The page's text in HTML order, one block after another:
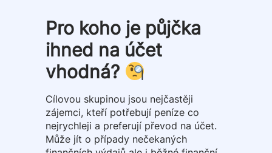
Pro koho je půjčka
ihned na účet
vhodná?
Cílovou skupinou jsou nejčastěji
zájemci, kteří potřebují peníze co
nejrychleji a preferují převod na účet.
Může jít o případy nečekaných